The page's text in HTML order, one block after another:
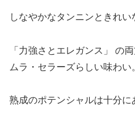
しなやかなタンニンときれい
「力強さとエレガンス」 の
ムラ・セラーズらしい味わい
熟成のポテンシャルは十分に